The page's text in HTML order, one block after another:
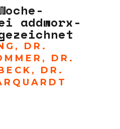
addworx-
, DR.
, DR.
, DR.